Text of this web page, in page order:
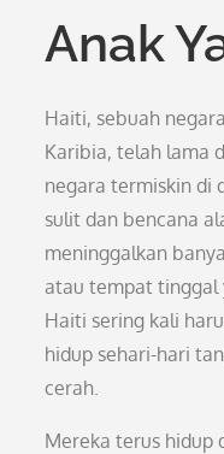
Anak
Haiti, sebuah
Karibia, telah lama
negara termiskin di
sulit dan bencana
meninggalkan
atau tempat tinggal
Haiti sering kali
hidup sehari-hari
cerah.
Mereka terus hidup